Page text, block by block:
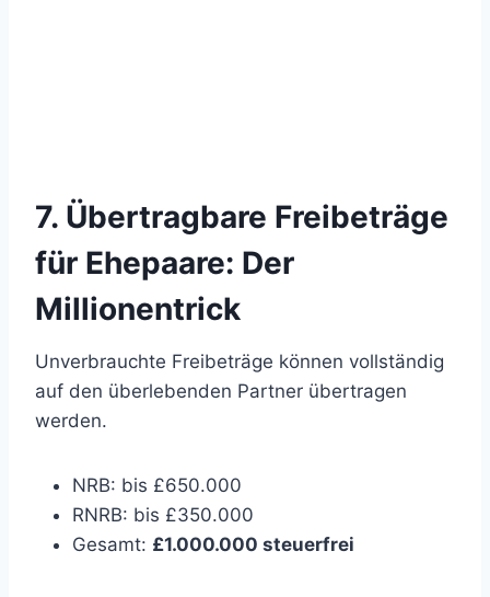
7. Übertragbare Freibeträge
für Ehepaare: Der
Millionentrick
Unverbrauchte Freibeträge können vollständig
auf den überlebenden Partner übertragen
werden.
NRB: bis £650.000
RNRB: bis £350.000
Gesamt: £1.000.000 steuerfrei